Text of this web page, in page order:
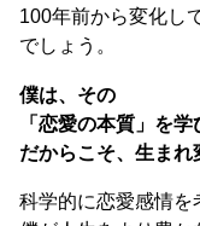
100年前から変化し
でしょう。
僕は、その
「恋愛の本質」を
だからこそ、生まれ
科学的に恋愛感情を